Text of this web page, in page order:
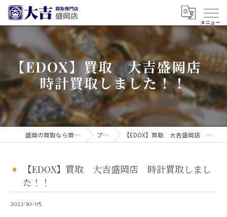
【EDOX】買取 大吉盛岡店
時計買取しました！！
盛岡の買取なら買取大吉 盛岡店 ブログ 【EDOX】買取 大吉盛岡店 時計買取しました！！
【EDOX】買取 大吉盛岡店 時計買取しまし
た！！
2023/10/05